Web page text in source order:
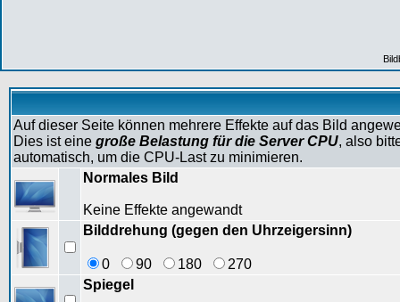
Auf dieser Seite können mehrere Effekte auf das Bild
Dies ist eine große Belastung für die Server CPU, also
automatisch, um die CPU-Last zu minimieren.
Normales Bild
Keine Effekte angewandt
Bilddrehung (gegen den Uhrzeigersinn)
0 90 180
270
Spiegel